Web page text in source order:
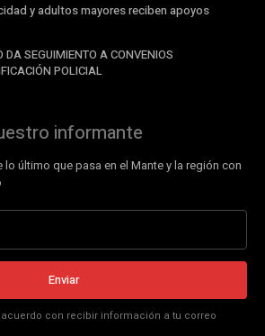
y adultos mayores reciben apoyos
DA SEGUIMIENTO A CONVENIOS
POLICIAL
informante
último que pasa en el Mante y la región con
Enviar
con recibir información a tu correo